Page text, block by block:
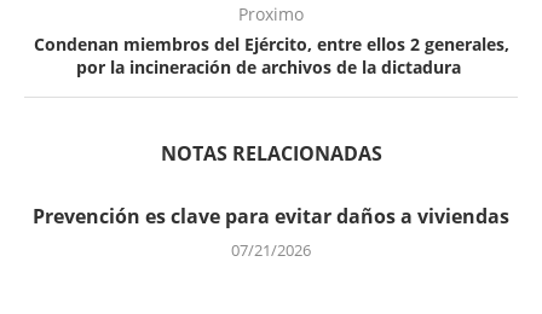
Proximo
Condenan miembros del Ejército, entre ellos 2 generales,
por la incineración de archivos de la dictadura
NOTAS RELACIONADAS
Prevención es clave para evitar daños a viviendas
07/21/2026